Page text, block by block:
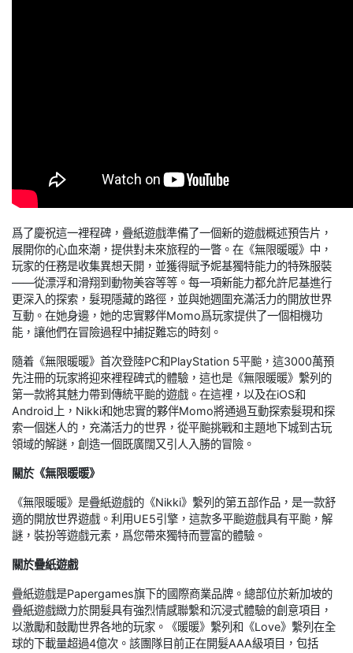
爲了慶祝這一裡程碑，疊紙遊戲準備了一個新的遊戲概述預告片，
展開你的心血來潮，提供對未來旅程的一瞥。在《無限暖暖》中，
玩家的任務是收集異想天開，並獲得賦予妮基獨特能力的特殊服裝
——從漂浮和滑翔到動物美容等等。每一項新能力都允許尼基進行
更深入的探索，髮現隱藏的路徑，並與她週圍充滿活力的開放世界
互動。在她身邊，她的忠實夥伴Momo爲玩家提供了一個相機功
能，讓他們在冒險過程中捕捉難忘的時刻。
隨着《無限暖暖》首次登陸PC和PlayStation 5平颱，這3000萬預
先注冊的玩家將迎來裡程碑式的體驗，這也是《無限暖暖》繫列的
第一款將其魅力帶到傳統平颱的遊戲。在這裡，以及在iOS和
Android上，Nikki和她忠實的夥伴Momo將通過互動探索髮現和探
索一個迷人的，充滿活力的世界，從平颱挑戰和主題地下城到古玩
領域的解謎，創造一個既廣闊又引人入勝的冒險。
關於《無限暖暖》
《無限暖暖》是疊紙遊戲的《Nikki》繫列的第五部作品，是一款舒
適的開放世界遊戲。利用UE5引擎，這款多平颱遊戲具有平颱，解
謎，裝扮等遊戲元素，爲您帶來獨特而豐富的體驗。
關於疊紙遊戲
疊紙遊戲是Papergames旗下的國際商業品牌。總部位於新加坡的
疊紙遊戲緻力於開髮具有強烈情感聯繫和沉浸式體驗的創意項目，
以激勵和鼓勵世界各地的玩家。《暖暖》繫列和《Love》繫列在全
球的下載量超過4億次。該團隊目前正在開髮AAA級項目，包括